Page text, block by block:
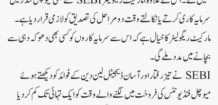
سرمایہ کاری کرتے یا نکالتے وقت دو مراحل کی تصدیق کو لازمی قرار دیا ہے۔
مارکیٹ ریگولیٹر کا خیال ہے کہ اس سے سرمایہ کاروں کو کسی بھی دھوکہ دہی سے
بچانے میں مدد ملے گی۔
SEBI نے تیز رفتار اور آسان ڈیجیٹل لین دین کے فوائد کو دیکھتے ہوئے
میوچل فنڈ یونٹس کی فروخت میں لگنے والے وقت کو ایک تہائی تک کم کر دیا